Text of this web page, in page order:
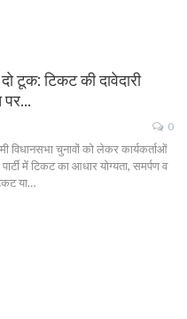
टूक: टिकट की दावेदारी
पर…
0
विधानसभा चुनावों को लेकर कार्यकर्ताओं
में टिकट का आधार योग्यता, समर्पण व
या…